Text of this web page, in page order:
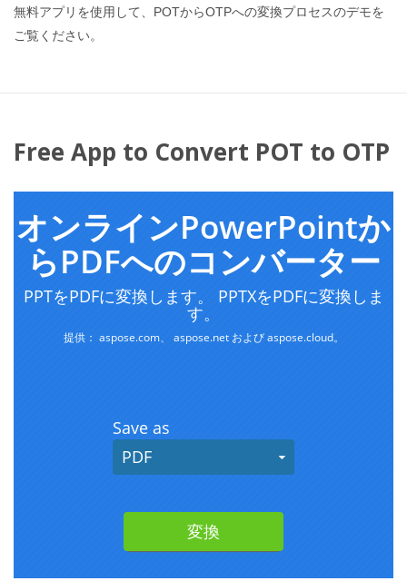
無料アプリを使用して、POTからOTPへの変換プロセスのデモを
ご覧ください。
Free App to Convert POT to OTP